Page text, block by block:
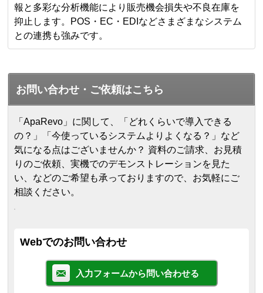
報と多彩な分析機能により販売機会損失や不良在庫を
抑止します。POS・EC・EDIなどさまざまなシステム
との連携も強みです。
お問い合わせ・ご依頼はこちら
「ApaRevo」に関して、「どれくらいで導入できる
の？」「今使っているシステムよりよくなる？」など
気になる点はございませんか？ 資料のご請求、お見積
りのご依頼、実機でのデモンストレーションを見た
い、などのご希望も承っておりますので、お気軽にご
相談ください。
Webでのお問い合わせ
入力フォームから問い合わせる